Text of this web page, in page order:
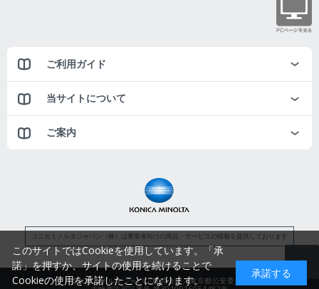
ご利用ガイド
当サイトについて
ご案内
コニカミノルタジャパン（株）は事業者向けの商品・サービスの情報を提供しております
コニカミノルタジャパン株式会社／東京都公安委員会
このサイトではCookieを使用しています。「承
諾」を押すか、サイトの使用を続けることで
Cookieの使用を承諾したことになります。
承諾する